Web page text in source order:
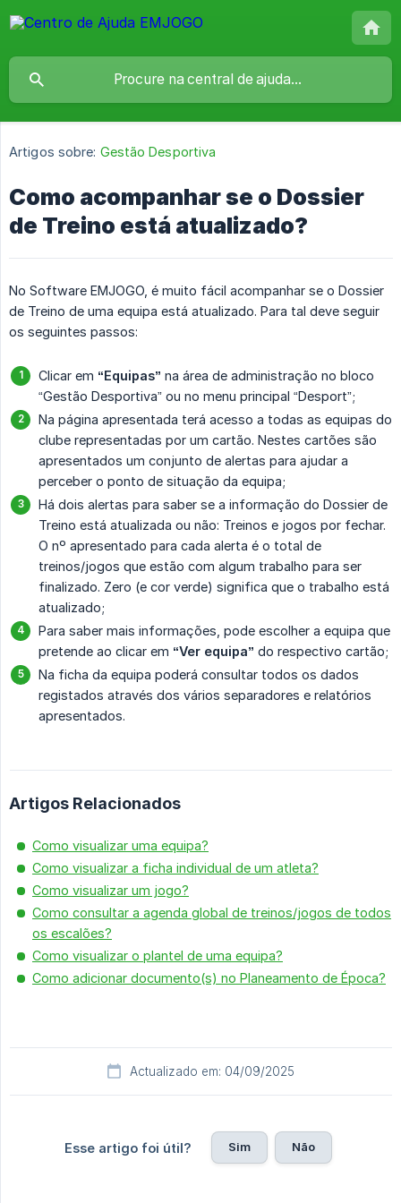
Artigos sobre: Gestão Desportiva
Como acompanhar se o Dossier
de Treino está atualizado?
No Software EMJOGO, é muito fácil acompanhar se o Dossier
de Treino de uma equipa está atualizado. Para tal deve seguir
os seguintes passos:
Clicar em “Equipas” na área de administração no bloco
“Gestão Desportiva” ou no menu principal “Desport”;
Na página apresentada terá acesso a todas as equipas do
clube representadas por um cartão. Nestes cartões são
apresentados um conjunto de alertas para ajudar a
perceber o ponto de situação da equipa;
Há dois alertas para saber se a informação do Dossier de
Treino está atualizada ou não: Treinos e jogos por fechar.
O nº apresentado para cada alerta é o total de
treinos/jogos que estão com algum trabalho para ser
finalizado. Zero (e cor verde) significa que o trabalho está
atualizado;
Para saber mais informações, pode escolher a equipa que
pretende ao clicar em “Ver equipa” do respectivo cartão;
Na ficha da equipa poderá consultar todos os dados
registados através dos vários separadores e relatórios
apresentados.
Artigos Relacionados
Como visualizar uma equipa?
Como visualizar a ficha individual de um atleta?
Como visualizar um jogo?
Como consultar a agenda global de treinos/jogos de todos
os escalões?
Como visualizar o plantel de uma equipa?
Como adicionar documento(s) no Planeamento de Época?
Actualizado em: 04/09/2025
Esse artigo foi útil? Sim Não